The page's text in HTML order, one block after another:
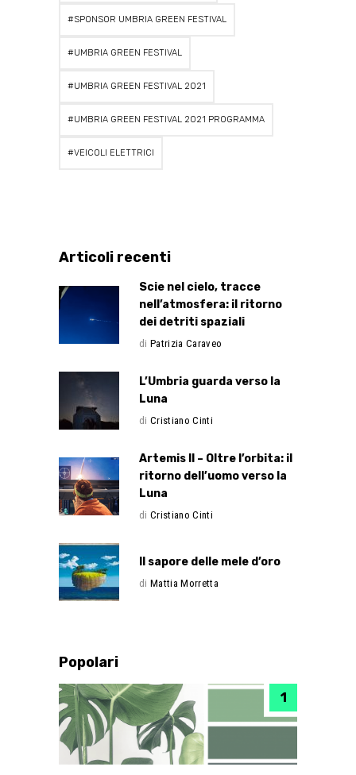
SPONSOR UMBRIA GREEN FESTIVAL
UMBRIA GREEN FESTIVAL
UMBRIA GREEN FESTIVAL 2021
UMBRIA GREEN FESTIVAL 2021 PROGRAMMA
VEICOLI ELETTRICI
Articoli recenti
Scie nel cielo, tracce
nell’atmosfera: il ritorno
dei detriti spaziali
di Patrizia Caraveo
L’Umbria guarda verso la
Luna
di Cristiano Cinti
Artemis II – Oltre l’orbita: il
ritorno dell’uomo verso la
Luna
di Cristiano Cinti
Il sapore delle mele d’oro
di Mattia Morretta
Popolari